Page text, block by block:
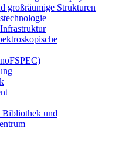
großräumige Strukturen
Bibliothek und